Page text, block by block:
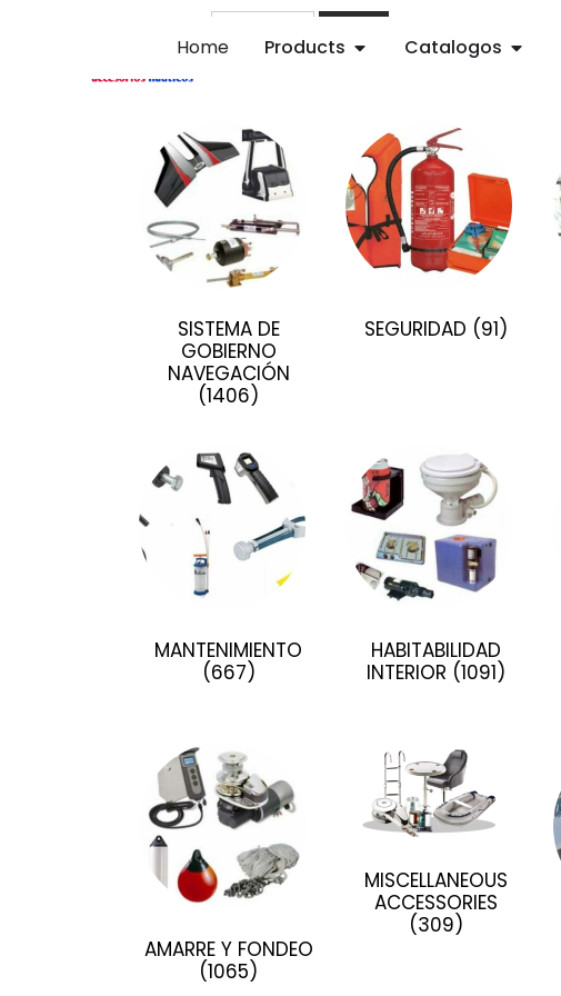
Home Products Catalogos
SISTEMA DE
GOBIERNO
NAVEGACIÓN
(1406)
SEGURIDAD (91)
MANTENIMIENTO
(667)
HABITABILIDAD
INTERIOR (1091)
AMARRE Y FONDEO
(1065)
MISCELLANEOUS
ACCESSORIES
(309)